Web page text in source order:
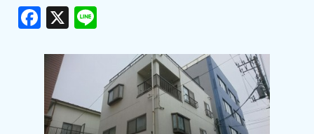
F
a
c
e
b
X
e